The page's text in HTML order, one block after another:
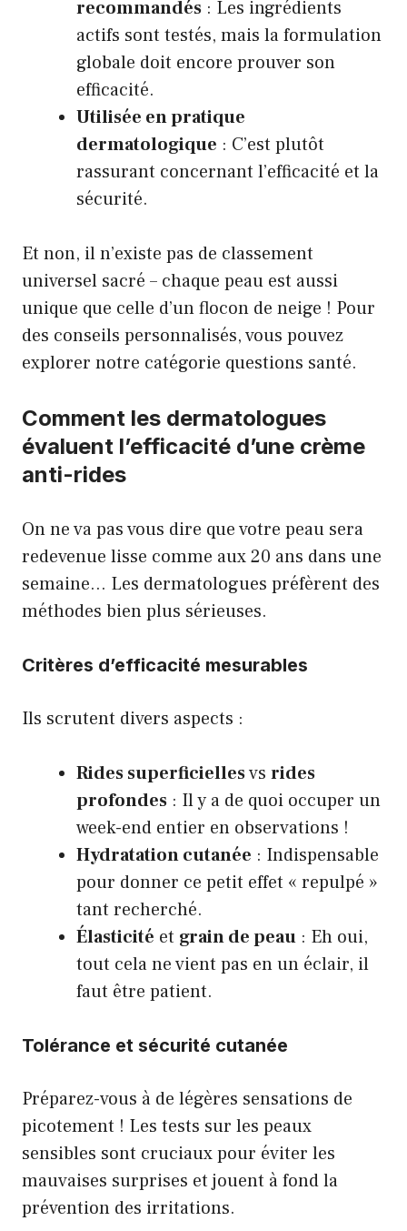
recommandés : Les ingrédients
actifs sont testés, mais la formulation
globale doit encore prouver son
efficacité.
Utilisée en pratique
dermatologique : C’est plutôt
rassurant concernant l’efficacité et la
sécurité.
Et non, il n’existe pas de classement
universel sacré – chaque peau est aussi
unique que celle d’un flocon de neige ! Pour
des conseils personnalisés, vous pouvez
explorer notre catégorie questions santé.
Comment les dermatologues
évaluent l’efficacité d’une crème
anti-rides
On ne va pas vous dire que votre peau sera
redevenue lisse comme aux 20 ans dans une
semaine… Les dermatologues préfèrent des
méthodes bien plus sérieuses.
Critères d’efficacité mesurables
Ils scrutent divers aspects :
Rides superficiellesvs rides
profondes : Il y a de quoi occuper un
week-end entier en observations !
Hydratation cutanée : Indispensable
pour donner ce petit effet « repulpé »
tant recherché.
Élasticité et grain de peau : Eh oui,
tout cela ne vient pas en un éclair, il
faut être patient.
Tolérance et sécurité cutanée
Préparez-vous à de légères sensations de
picotement ! Les tests sur les peaux
sensibles sont cruciaux pour éviter les
mauvaises surprises et jouent à fond la
prévention des irritations.